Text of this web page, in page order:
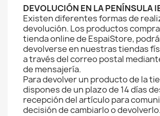
DEVOLUCIÓN EN LA PENÍNSULA
Existen diferentes formas de
devolución. Los productos
tienda online de EspaiStore,
devolverse en nuestras tiendas
a través del correo postal
de mensajería.
Para devolver un producto de la
dispones de un plazo de 14 días
recepción del artículo para
decisión de cambiarlo o devolverlo.